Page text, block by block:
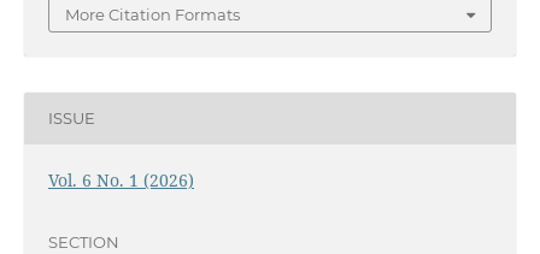
More Citation Formats
ISSUE
Vol. 6 No. 1 (2026)
SECTION